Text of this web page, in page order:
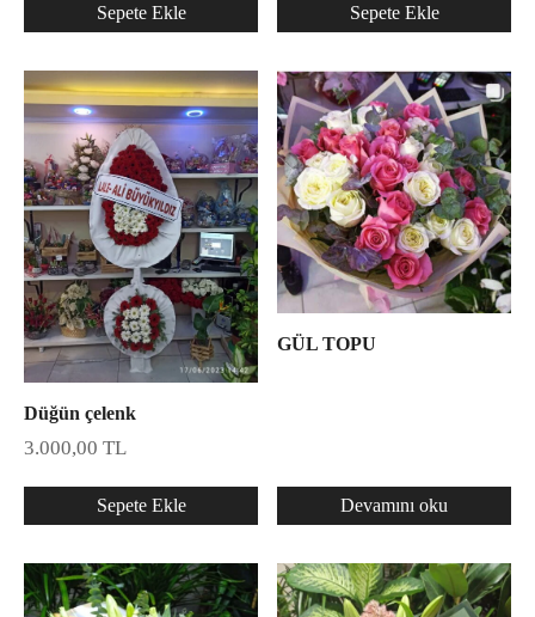
Sepete Ekle Sepete Ekle
Düğün çelenk
3.000,00 TL
Sepete Ekle
GÜL TOPU
Devamını oku